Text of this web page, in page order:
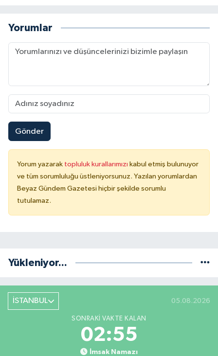
Yorumlar
Gönder
Yorum yazarak topluluk kurallarımızı kabul etmiş bulunuyor
ve tüm sorumluluğu üstleniyorsunuz. Yazılan yorumlardan
Beyaz Gündem Gazetesi hiçbir şekilde sorumlu
tutulamaz.
Yükleniyor...
İSTANBUL 05.08.2026
SONRAKI VAKTE KALAN
02:54
İmsak Namazı